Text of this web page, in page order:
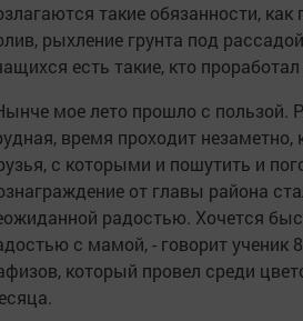
такие обязанности, как
рыхление грунта под
есть такие, кто
мое лето прошло с пользой.
время проходит незаметно,
с которыми и пошутить и
от главы района
радостью. Хочется
с мамой, - говорит ученик
который провел среди